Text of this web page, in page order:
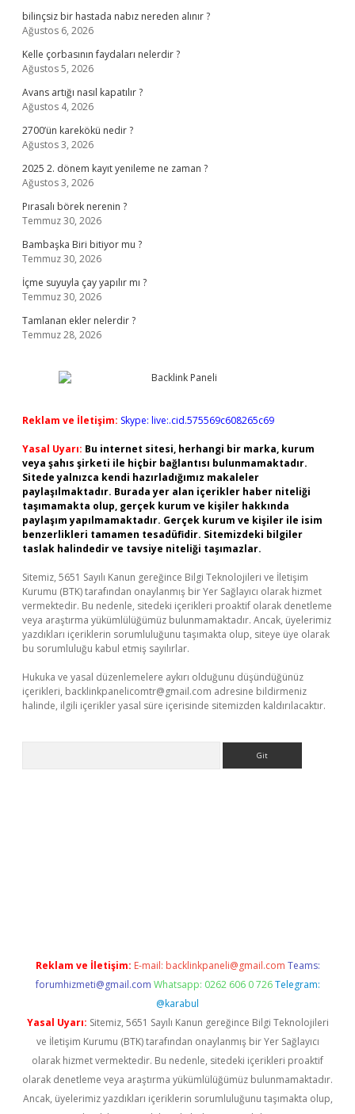
bilinçsiz bir hastada nabız nereden alınır ?
Ağustos 6, 2026
Kelle çorbasının faydaları nelerdir ?
Ağustos 5, 2026
Avans artığı nasıl kapatılır ?
Ağustos 4, 2026
2700’ün karekökü nedir ?
Ağustos 3, 2026
2025 2. dönem kayıt yenileme ne zaman ?
Ağustos 3, 2026
Pırasalı börek nerenin ?
Temmuz 30, 2026
Bambaşka Biri bitiyor mu ?
Temmuz 30, 2026
İçme suyuyla çay yapılır mı ?
Temmuz 30, 2026
Tamlanan ekler nelerdir ?
Temmuz 28, 2026
Reklam ve İletişim: Skype: live:.cid.575569c608265c69
Yasal Uyarı: Bu internet sitesi, herhangi bir marka, kurum
veya şahıs şirketi ile hiçbir bağlantısı bulunmamaktadır.
Sitede yalnızca kendi hazırladığımız makaleler
paylaşılmaktadır. Burada yer alan içerikler haber niteliği
taşımamakta olup, gerçek kurum ve kişiler hakkında
paylaşım yapılmamaktadır. Gerçek kurum ve kişiler ile isim
benzerlikleri tamamen tesadüfidir. Sitemizdeki bilgiler
taslak halindedir ve tavsiye niteliği taşımazlar.
Sitemiz, 5651 Sayılı Kanun gereğince Bilgi Teknolojileri ve İletişim
Kurumu (BTK) tarafından onaylanmış bir Yer Sağlayıcı olarak hizmet
vermektedir. Bu nedenle, sitedeki içerikleri proaktif olarak denetleme
veya araştırma yükümlülüğümüz bulunmamaktadır. Ancak, üyelerimiz
yazdıkları içeriklerin sorumluluğunu taşımakta olup, siteye üye olarak
bu sorumluluğu kabul etmiş sayılırlar.
Hukuka ve yasal düzenlemelere aykırı olduğunu düşündüğünüz
içerikleri, backlinkpanelicomtr@gmail.com adresine bildirmeniz
halinde, ilgili içerikler yasal süre içerisinde sitemizden kaldırılacaktır.
Reklam ve İletişim: E-mail: backlinkpaneli@gmail.com Teams:
forumhizmeti@gmail.com Whatsapp: 0262 606 0 726 Telegram:
@karabul
Yasal Uyarı: Sitemiz, 5651 Sayılı Kanun gereğince Bilgi Teknolojileri
ve İletişim Kurumu (BTK) tarafından onaylanmış bir Yer Sağlayıcı
olarak hizmet vermektedir. Bu nedenle, sitedeki içerikleri proaktif
olarak denetleme veya araştırma yükümlülüğümüz bulunmamaktadır.
Ancak, üyelerimiz yazdıkları içeriklerin sorumluluğunu taşımakta olup,